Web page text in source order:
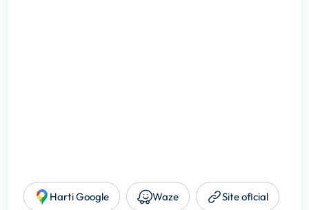
Harti Google Waze
Site oficial